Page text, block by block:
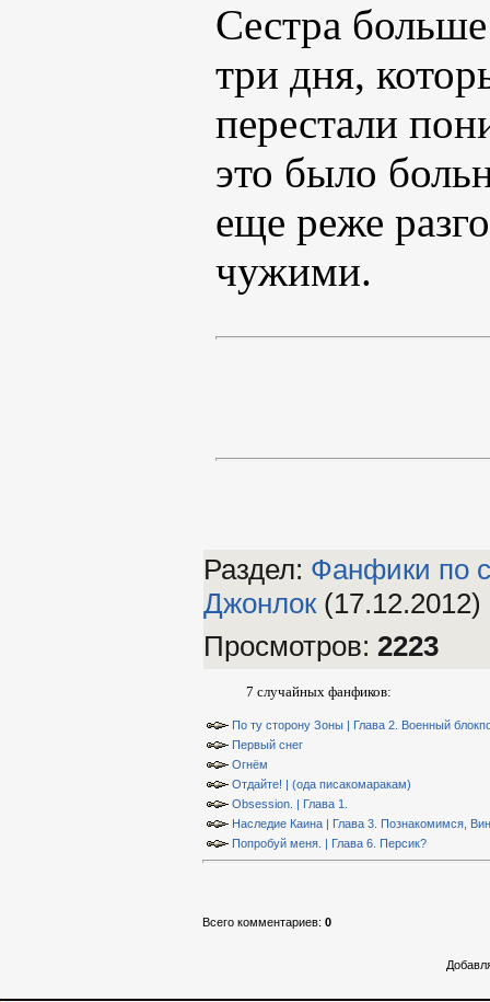
Сестра
три дня,
перестали
это было
еще реже
чужими.
Раздел: Фанфики по
Джонлок(17.12.2012)
Просмотров: 2223
7 случайных фанфиков:
По ту сторону Зоны | Глава 2. Военный
Первый снег
Огнём
Отдайте! | (ода писакомаракам)
Obsession. | Глава 1.
Наследие Каина | Глава 3. Познакомимся,
Попробуй меня. | Глава 6. Персик?
Всего комментариев: 0